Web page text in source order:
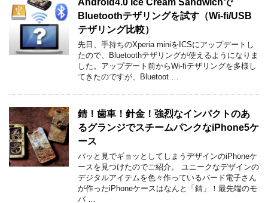
Android4.0 Ice Cream Sandwichで
Bluetoothテザリングを試す（Wi-fi/USB
テザリング比較）
先日、手持ちのXperia miniをICSにアップデートし
たので、Bluetoothテザリングが使えるようになりま
した。アップデート前からWi-fiテザリングを多様し
てきたのですが、Bluetoot …
錆！歯車！針金！強烈なインパクトのあ
るグランジでスチームパンクなiPhone5ケ
ース
パッと見でギョッとしてしまうデザインのiPhoneケ
ースを見つけたのでご紹介。 ユニークなデザインの
デジタルアイテムを色々作っているバード電子さん
が作ったiPhoneケースはなんと「錆」！最先端のモ
バ …